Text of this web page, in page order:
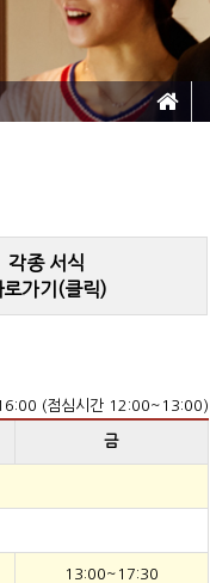
각종 서식
로가기(클릭)
(점심시간 12:00~13:00)
금
13:00~17:30